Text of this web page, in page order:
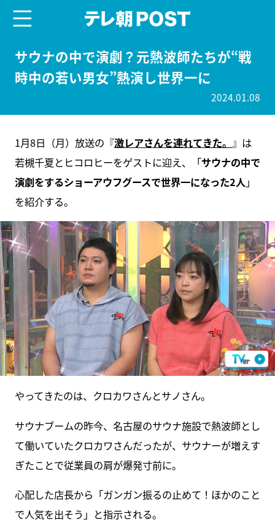
サウナの中で演劇？元熱波師たちが“戦
時中の若い男女”熱演し世界一に
2024.01.08
1月8日（月）放送の『激レアさんを連れてきた。 』は
若槻千夏とヒコロヒーをゲストに迎え、「サウナの中で
演劇をするショーアウフグースで世界一になった2人 」
を紹介する。
やってきたのは、クロカワさんとサノさん。
サウナブームの昨今、名古屋のサウナ施設で熱波師とし
て働いていたクロカワさんだったが、サウナーが増えす
ぎたことで従業員の肩が爆発寸前に。
心配した店長から「ガンガン振るの止めて！ほかのこと
で人気を出そう」と指示される。